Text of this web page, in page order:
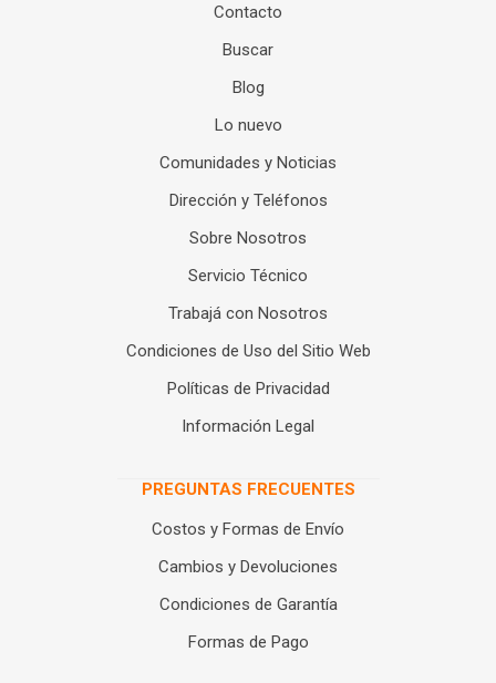
Contacto
Buscar
Blog
Lo nuevo
Comunidades y Noticias
Dirección y Teléfonos
Sobre Nosotros
Servicio Técnico
Trabajá con Nosotros
Condiciones de Uso del Sitio Web
Políticas de Privacidad
Información Legal
PREGUNTAS FRECUENTES
Costos y Formas de Envío
Cambios y Devoluciones
Condiciones de Garantía
Formas de Pago